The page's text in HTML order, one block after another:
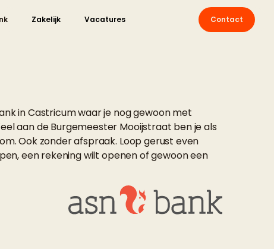
Zakelijk Vacatures Contact
in Castricum waar je nog gewoon met
aan deBurgemeester Mooijstraat ben je als
Ook zonder afspraak. Loop gerust even
een rekening wilt openen of gewoon een